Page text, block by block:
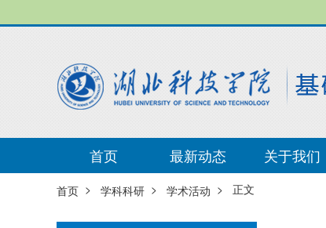
首页 最新动态 关于我们
首页 > 学科科研 > 学术活动 > 正文